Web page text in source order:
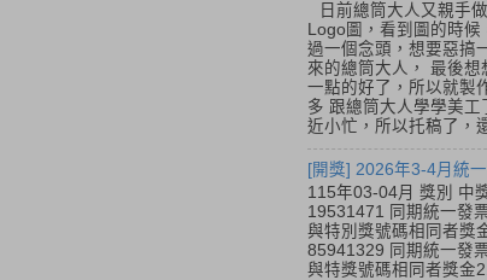
日前總筒大人又親手
Logo圖，看到圖的時候
過一個念頭，想要惡搞
來的總筒大人， 最後想
一點的好了，所以就製
多 跟總筒大人學學美工
近小忙，所以托稿了，
[開獎] 2026年3-4月統
115年03-04月 獎別 中
19531471 同期統一發
與特別獎號碼相同者獎
85941329 同期統一發
與特獎號碼相同者獎金